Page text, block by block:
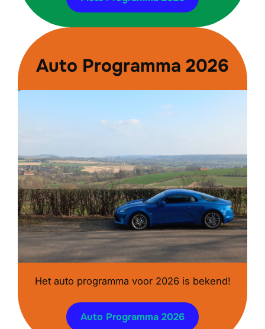
Auto Programma 2026
Het auto programma voor 2026 is bekend!
Auto Programma 2026